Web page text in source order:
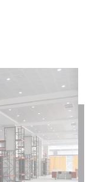
Fermer la